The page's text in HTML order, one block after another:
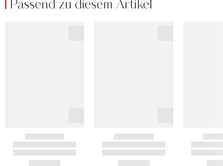
Passend zu diesem Artikel